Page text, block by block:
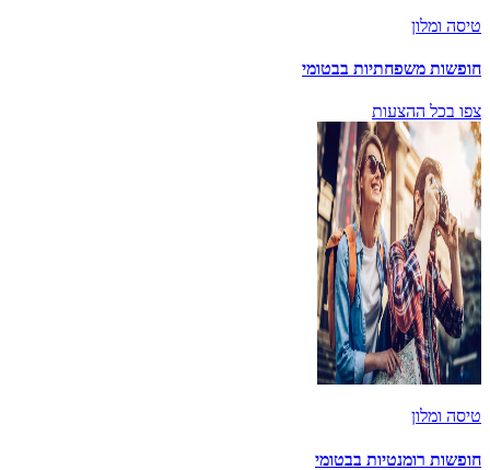
טיסה ומלון
חופשות משפחתיות בבטומי
צפו בכל ההצעות
טיסה ומלון
חופשות רומנטיות בבטומי